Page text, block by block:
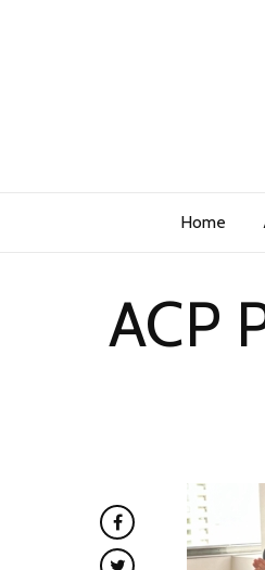
Home
ACP